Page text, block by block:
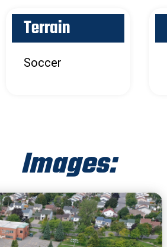
Terrain
Soccer
Images: